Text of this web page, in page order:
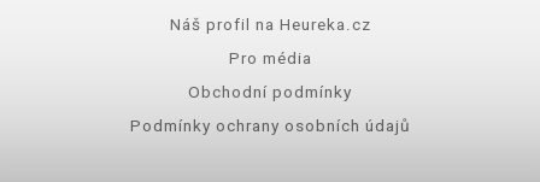
Náš profil na Heureka.cz
Pro média
Obchodní podmínky
Podmínky ochrany osobních údajů